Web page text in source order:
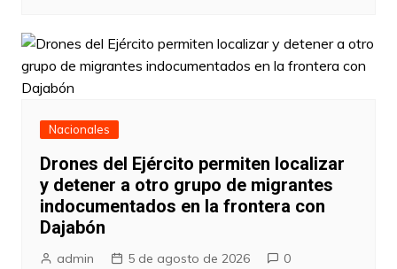
Nacionales
Drones del Ejército permiten localizar
y detener a otro grupo de migrantes
indocumentados en la frontera con
Dajabón
admin 5 de agosto de 2026 0